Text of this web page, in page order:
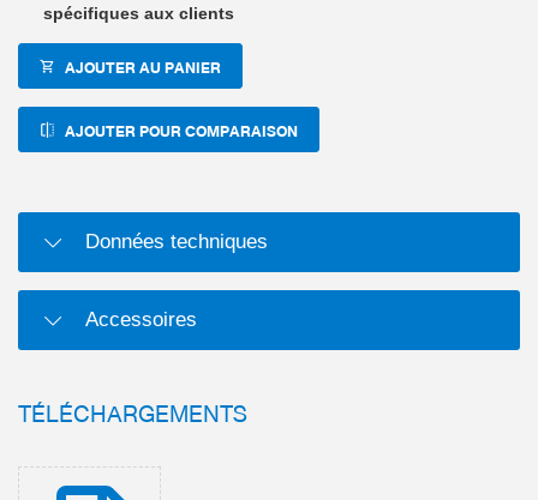
spécifiques aux clients
AJOUTER AU PANIER
AJOUTER POUR COMPARAISON
Données techniques
Accessoires
TÉLÉCHARGEMENTS